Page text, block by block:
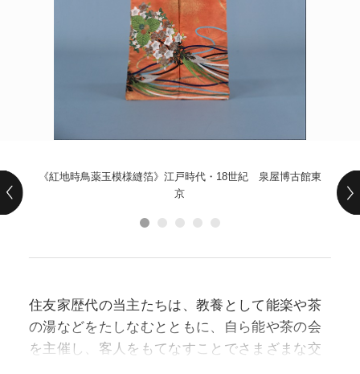
《紅地時鳥薬玉模様縫箔》江戸時代・18世紀 泉屋博古館東
京
住友家歴代の当主たちは、教養として能楽や茶
の湯などをたしなむとともに、自ら能や茶の会
を主催し、客人をもてなすことでさまざまな交